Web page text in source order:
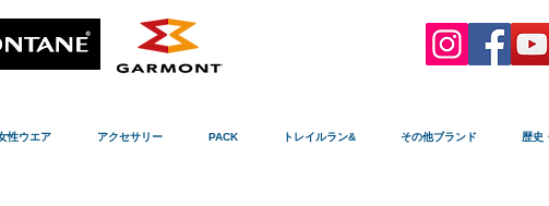
性ウエア アクセサリー PACK トレイルラン& その他ブランド 歴史